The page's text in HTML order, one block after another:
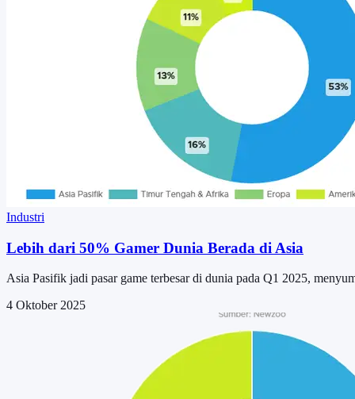
Industri
Lebih dari 50% Gamer Dunia Berada di Asia
Asia Pasifik jadi pasar game terbesar di dunia pada Q1 2025,
4 Oktober 2025